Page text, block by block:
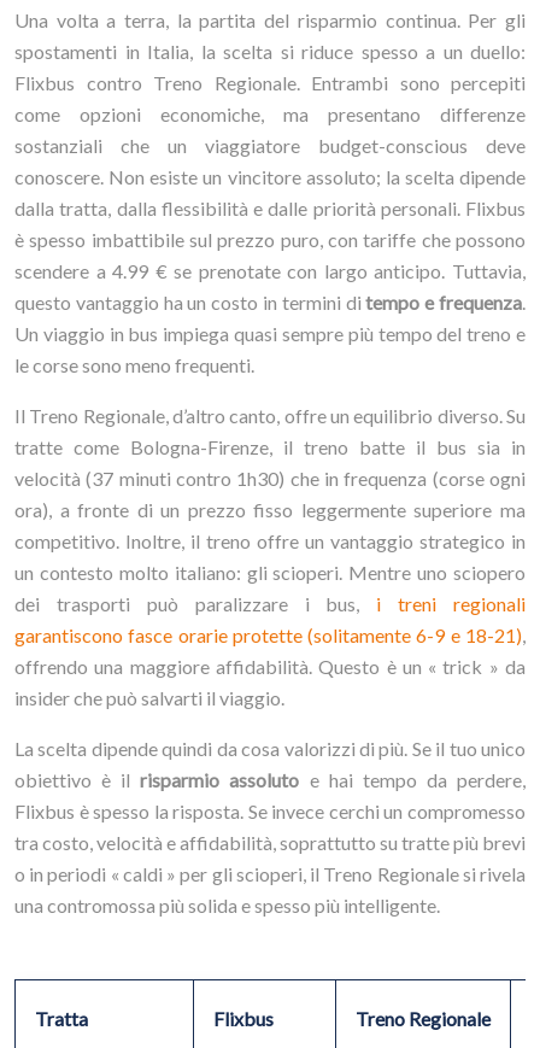
Una volta a terra, la partita del risparmio continua. Per gli
spostamenti in Italia, la scelta si riduce spesso a un duello:
Flixbus contro Treno Regionale. Entrambi sono percepiti
come opzioni economiche, ma presentano differenze
sostanziali che un viaggiatore budget-conscious deve
conoscere. Non esiste un vincitore assoluto; la scelta dipende
dalla tratta, dalla flessibilità e dalle priorità personali. Flixbus
è spesso imbattibile sul prezzo puro, con tariffe che possono
scendere a 4.99 € se prenotate con largo anticipo. Tuttavia,
questo vantaggio ha un costo in termini ditempo e frequenza.
Un viaggio in bus impiega quasi sempre più tempo del treno e
le corse sono meno frequenti.
Il Treno Regionale, d’altro canto, offre un equilibrio diverso. Su
tratte come Bologna-Firenze, il treno batte il bus sia in
velocità (37 minuti contro 1h30) che in frequenza (corse ogni
ora), a fronte di un prezzo fisso leggermente superiore ma
competitivo. Inoltre, il treno offre un vantaggio strategico in
un contesto molto italiano: gli scioperi. Mentre uno sciopero
dei trasporti può paralizzare i bus, i treni regionali
garantiscono fasce orarie protette (solitamente 6-9 e 18-21),
offrendo una maggiore affidabilità. Questo è un « trick » da
insider che può salvarti il viaggio.
La scelta dipende quindi da cosa valorizzi di più. Se il tuo unico
obiettivo è ilrisparmio assoluto e hai tempo da perdere,
Flixbus è spesso la risposta. Se invece cerchi un compromesso
tra costo, velocità e affidabilità, soprattutto su tratte più brevi
o in periodi « caldi » per gli scioperi, il Treno Regionale si rivela
una contromossa più solida e spesso più intelligente.
Tratta Flixbus Treno Regionale